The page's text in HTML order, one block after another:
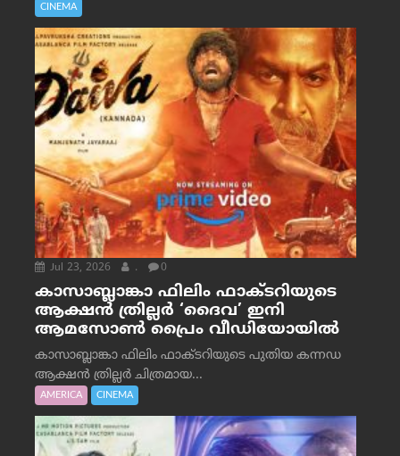
CINEMA
Jul 23, 2026 . 0
കാസാബ്ലാങ്കാ ഫിലിം ഫാക്ടറിയുടെ
ആക്ഷൻ ത്രില്ലർ ‘ദൈവ’ ഇനി
ആമസോൺ പ്രൈം വീഡിയോയിൽ
കാസാബ്ലാങ്കാ ഫിലിം ഫാക്ടറിയുടെ പുതിയ കന്നഡ
ആക്ഷൻ ത്രില്ലർ ചിത്രമായ...
AMERICA CINEMA